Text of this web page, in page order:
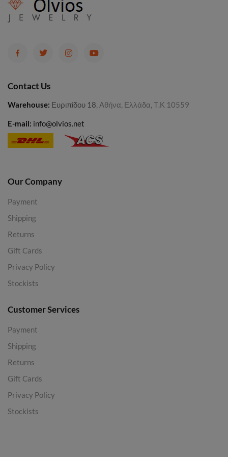
Contact Us
Warehouse: Ευριπίδου 18, Αθήνα, Ελλάδα, Τ.Κ 10559
E-mail: info@olvios.net
Our Company
Payment
Shipping
Returns
Gift Cards
Privacy Policy
Stockists
Customer Services
Payment
Shipping
Returns
Gift Cards
Privacy Policy
Stockists